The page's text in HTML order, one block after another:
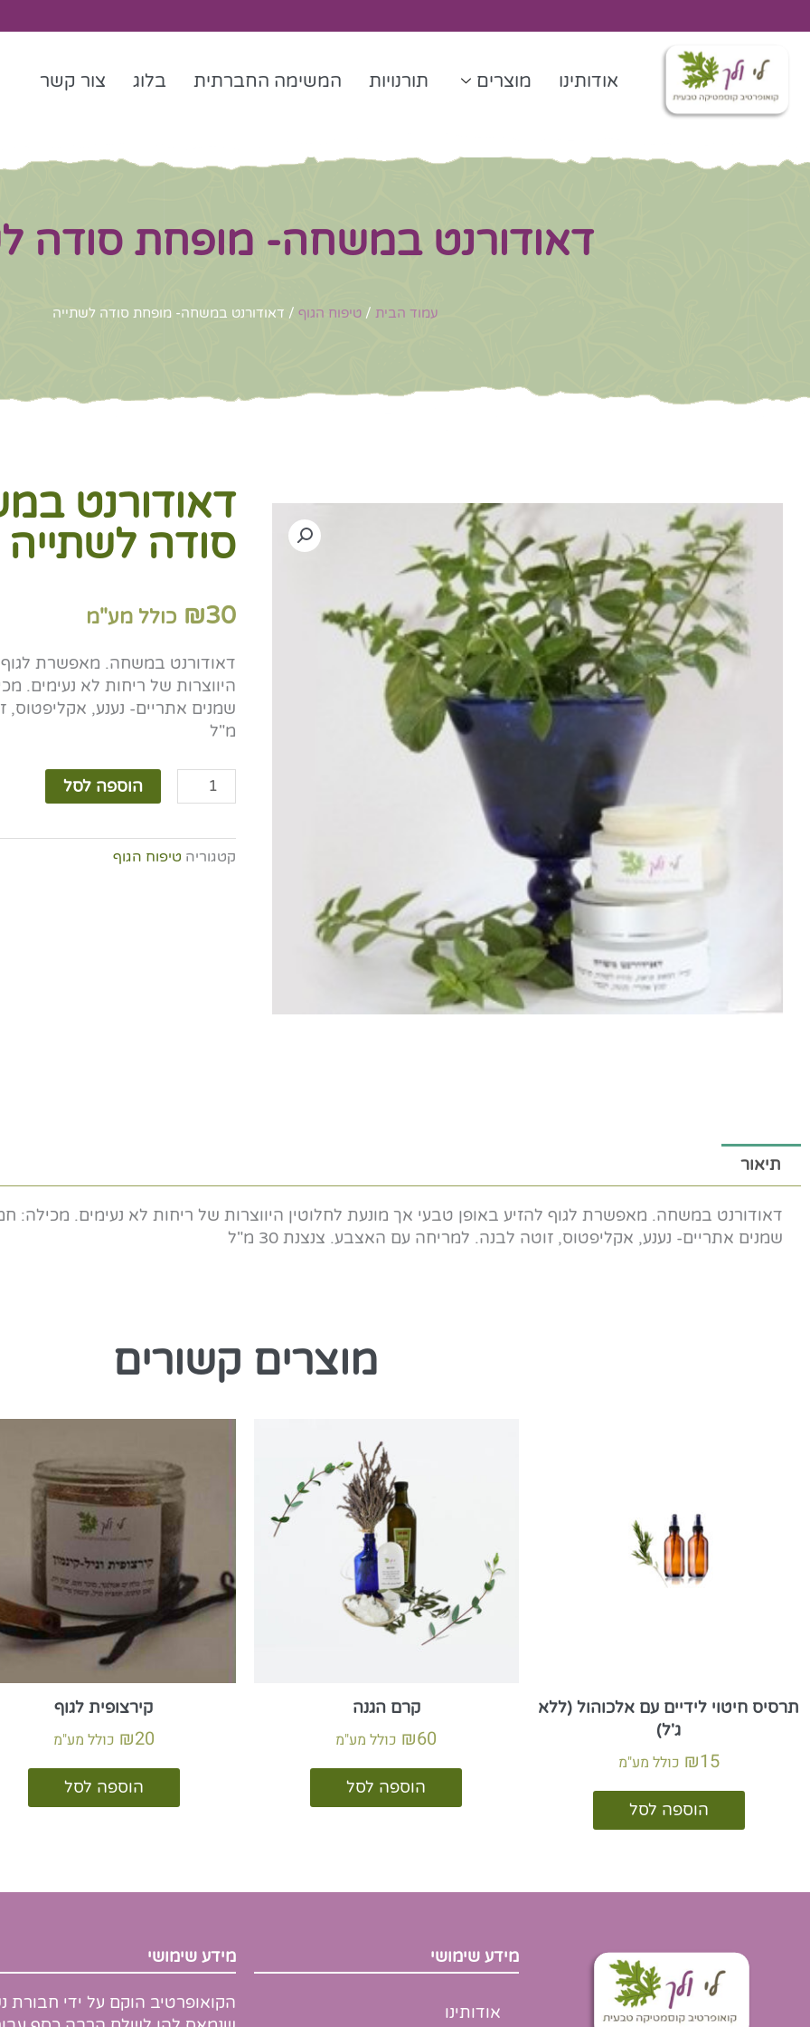
לתוכן
אודותינו מוצרים תורנויות המשימה החברתית בלוג צור קשר
דאודורנט במשחה- מופחת סודה
עמוד הבית /טיפוח הגוף / דאודורנט במשחה- מופחת סודה לשתייה
דאודורנט
סודה לשתייה
₪30 כולל מע"מ
דאודורנט במשחה. מאפשרת לגוף
היווצרות של ריחות לא נעימים.
מ"ל
כמות
של
מופחת
הוספה לסל
קטגוריה טיפוח הגוף
תיאור
דאודורנט במשחה. מאפשרת לגוף להזיע באופן טבעי אך מונעת לחלוטין היווצרות של ריחות לא נעימים. מכילה:
שמנים אתריים- נענע, אקליפטוס, זוטה לבנה. למריחה עם האצבע. צנצנת 30 מ"ל
מוצרים קשורים
תרסיס חיטוי לידיים עם אלכוהול (ללא
ג'ל)
₪15 כולל מע"מ
הוספה לסל
קרם הגנה
₪60 כולל מע"מ
הוספה לסל
קירצופית לגוף
₪20 כולל מע"מ
הוספה לסל
מידע שימושי
אודותינו
מידע שימושי
הקואופרטיב הוקם על ידי חבורת